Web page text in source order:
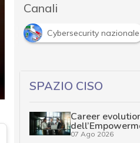
Canali
Cybersecurity nazionale
SPAZIO CISO
Career
07 Ago 2026